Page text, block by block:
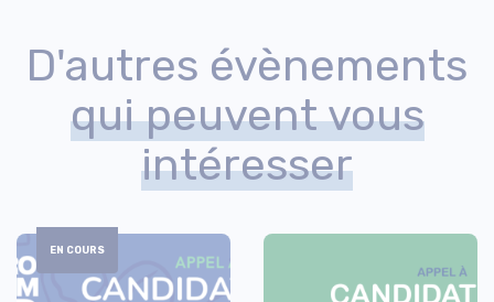
D'autres évènements
qui peuvent vous
intéresser
EN COURS